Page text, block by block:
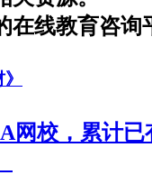
在线教育咨询
网校，累计